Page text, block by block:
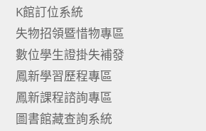
K館訂位系統
失物招領暨惜物專區
數位學生證掛失補發
鳳新學習歷程專區
鳳新課程諮詢專區
圖書館藏查詢系統